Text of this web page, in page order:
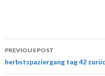
Post
navigation
PREVIOUS POST
herbstspaziergang tag 42